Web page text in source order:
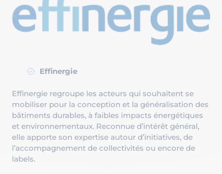
Effinergie
Effinergie regroupe les acteurs qui souhaitent se
mobiliser pour la conception et la généralisation des
bâtiments durables, à faibles impacts énergétiques
et environnementaux. Reconnue d’intérêt général,
elle apporte son expertise autour d’initiatives, de
l’accompagnement de collectivités ou encore de
labels.